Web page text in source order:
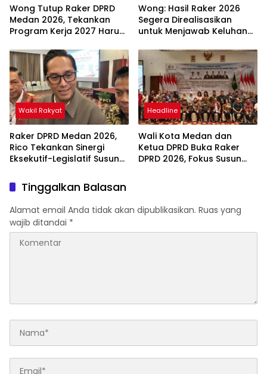
Wong Tutup Raker DPRD
Medan 2026, Tekankan
Program Kerja 2027 Harus
Masyarakat
Wong: Hasil Raker 2026
Segera Direalisasikan
untuk Menjawab Keluhan
Wakil Rakyat
Raker DPRD Medan 2026,
Rico Tekankan Sinergi
Eksekutif-Legislatif Susun
Headline
Wali Kota Medan dan
Ketua DPRD Buka Raker
DPRD 2026, Fokus Susun
Tinggalkan Balasan
Alamat email Anda tidak akan dipublikasikan. Ruas yang
wajib ditandai *